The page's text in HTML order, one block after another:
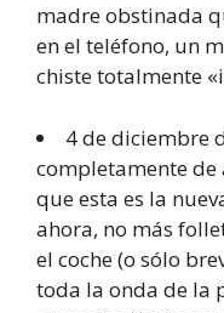
madre obstinada
en el teléfono, un
chiste totalmente
4 de diciembre
completamente de
que esta es la
ahora, no más
el coche (o sólo
toda la onda de la